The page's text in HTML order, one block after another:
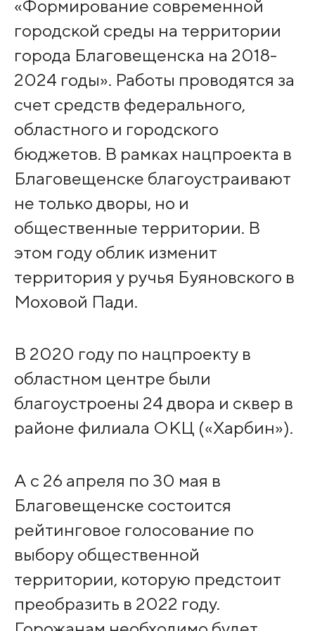
«Формирование современной
городской среды на территории
города Благовещенска на 2018-
2024 годы». Работы проводятся за
счет средств федерального,
областного и городского
бюджетов. В рамках нацпроекта в
Благовещенске благоустраивают
не только дворы, но и
общественные территории. В
этом году облик изменит
территория у ручья Буяновского в
Моховой Пади.
В 2020 году по нацпроекту в
областном центре были
благоустроены 24 двора и сквер в
районе филиала ОКЦ («Харбин»).
А с 26 апреля по 30 мая в
Благовещенске состоится
рейтинговое голосование по
выбору общественной
территории, которую предстоит
преобразить в 2022 году.